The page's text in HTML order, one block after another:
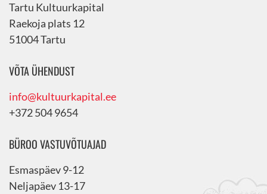
Tartu Kultuurkapital
Raekoja plats 12
51004 Tartu
VÕTA ÜHENDUST
info@kultuurkapital.ee
+372 504 9654
BÜROO VASTUVÕTUAJAD
Esmaspäev 9-12
Neljapäev 13-17